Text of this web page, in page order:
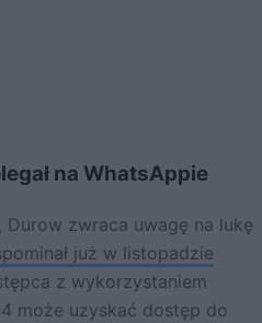
na WhatsAppie
zwraca uwagę na lukę
już w listopadzie
z wykorzystaniem
może uzyskać dostęp do